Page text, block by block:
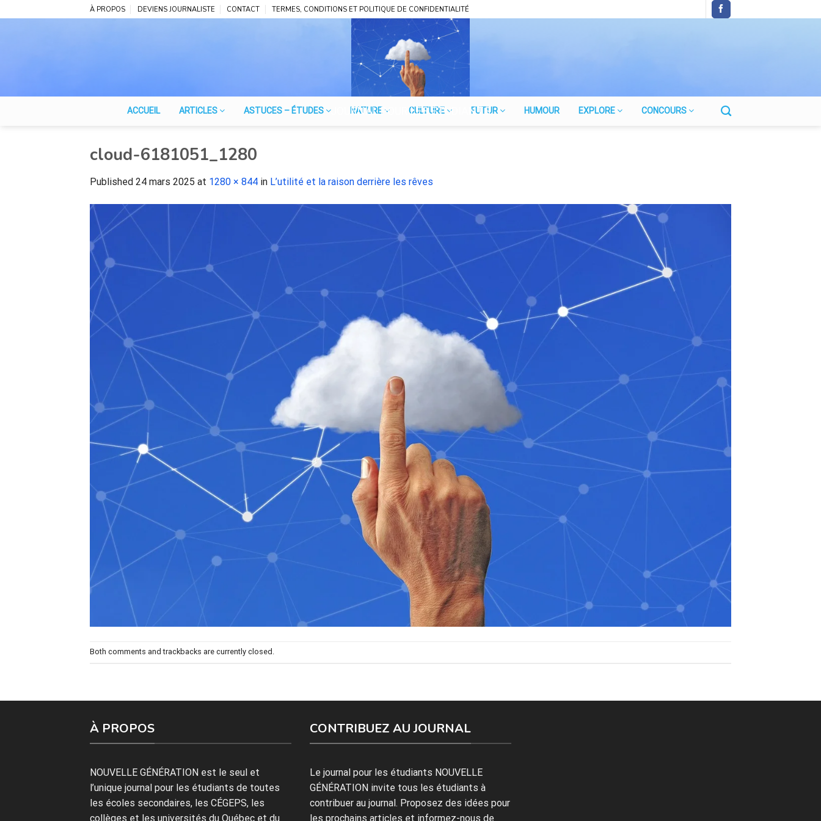
to
À PROPOS DEVIENS JOURNALISTE CONTACT TERMES, CONDITIONS ET POLITIQUE DE CONFIDENTIALITÉ
JOURNAL POUR LES ÉTUDIANTS
ACCUEIL ARTICLES ASTUCES – ÉTUDES NATURE CULTURE FUTUR HUMOUR EXPLORE CONCOURS
cloud-6181051_1280
Published 24 mars 2025 at 1280 × 844 in L’utilité et la raison derrière les rêves
Both comments and trackbacks are currently closed.
À PROPOS
NOUVELLE GÉNÉRATION est le seul et
l’unique journal pour les étudiants de toutes
les écoles secondaires, les CÉGEPS, les
collèges et les universités du Québec et du
CONTRIBUEZ AU JOURNAL
Le journal pour les étudiants NOUVELLE
GÉNÉRATION invite tous les étudiants à
contribuer au journal. Proposez des idées pour
les prochains articles et informez-nous de